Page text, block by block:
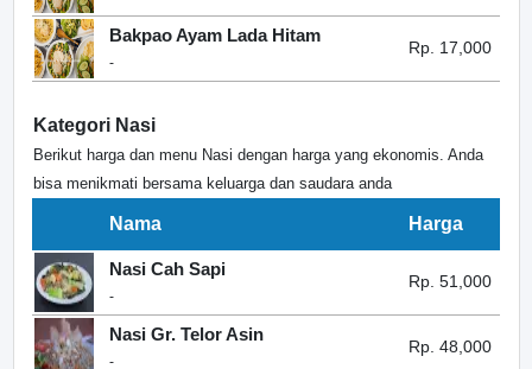
Bakpao Ayam Lada Hitam
-
Rp. 17,000
Kategori Nasi
Berikut harga dan menu Nasi dengan harga yang ekonomis. Anda
bisa menikmati bersama keluarga dan saudara anda
Nama Harga
Nasi Cah Sapi
-
Rp. 51,000
Nasi Gr. Telor Asin
-
Rp. 48,000